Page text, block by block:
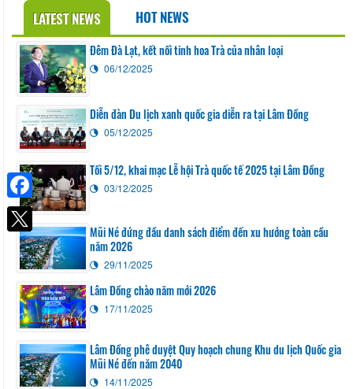
LATEST NEWS HOT NEWS
Đêm Đà Lạt, kết nối tinh hoa Trà của nhân loại
06/12/2025
Diễn đàn Du lịch xanh quốc gia diễn ra tại Lâm Đồng
05/12/2025
Tối 5/12, khai mạc Lễ hội Trà quốc tế 2025 tại Lâm Đồng
03/12/2025
Mũi Né đứng đầu danh sách điểm đến xu hướng toàn cầu
năm 2026
29/11/2025
Lâm Đồng chào năm mới 2026
17/11/2025
Lâm Đồng phê duyệt Quy hoạch chung Khu du lịch Quốc gia
Mũi Né đến năm 2040
14/11/2025
Facebook